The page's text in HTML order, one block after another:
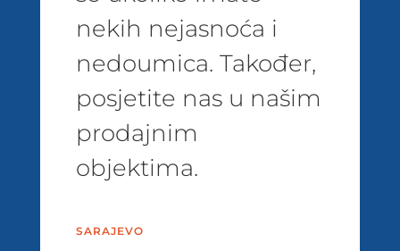
nekih nejasnoća i
nedoumica. Također,
posjetite nas u našim
prodajnim
objektima.
SARAJEVO